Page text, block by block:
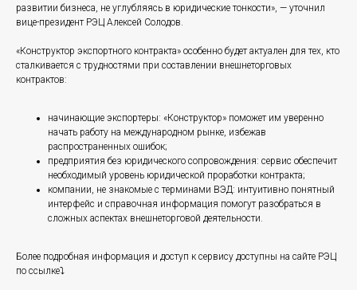
развитии бизнеса, не углубляясь в юридические тонкости», — уточнил
вице-президент РЭЦ Алексей Солодов.
«Конструктор экспортного контракта» особенно будет актуален для тех, кто
сталкивается с трудностями при составлении внешнеторговых
контрактов:
начинающие экспортеры: «Конструктор» поможет им уверенно
начать работу на международном рынке, избежав
распространенных ошибок;
предприятия без юридического сопровождения: сервис обеспечит
необходимый уровень юридической проработки контракта;
компании, не знакомые с терминами ВЭД: интуитивно понятный
интерфейс и справочная информация помогут разобраться в
сложных аспектах внешнеторговой деятельности.
Более подробная информация и доступ к сервису доступны на сайте РЭЦ
по ссылке⤵️